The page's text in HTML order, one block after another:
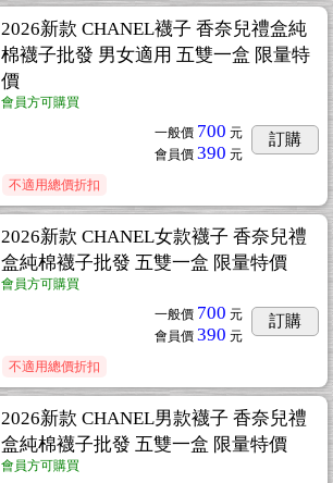
2026新款 CHANEL襪子 香奈兒禮盒純
棉襪子批發 男女適用 五雙一盒 限量特
價
會員方可購買
一般價 700 元
會員價 390 元
訂購
不適用總價折扣
2026新款 CHANEL女款襪子 香奈兒禮
盒純棉襪子批發 五雙一盒 限量特價
會員方可購買
一般價 700 元
會員價 390 元
訂購
不適用總價折扣
2026新款 CHANEL男款襪子 香奈兒禮
盒純棉襪子批發 五雙一盒 限量特價
會員方可購買